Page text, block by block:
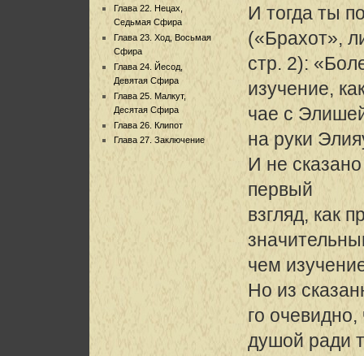
Глава 22. Нецах,
Седьмая Сфира
Глава 23. Ход, Восьмая
Сфира
Глава 24. Йесод,
Девятая Сфира
Глава 25. Малкут,
Десятая Сфира
Глава 26. Клипот
Глава 27. Заключение
И тогда ты
(«Брахот»,
стр. 2):
изучение,
чае с
на руки
И не
первый
взгляд, как
чем
Но из
го
душой ради